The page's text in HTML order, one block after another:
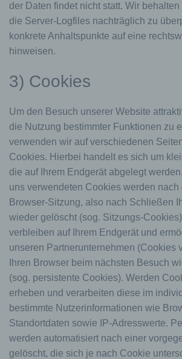
der Daten findet nicht statt. Wir
die Server-Logfiles nachträglich zu
konkrete Anhaltspunkte auf eine
hinweisen.
3) Cookies
Um den Besuch unserer Website
die Nutzung bestimmter Funktionen zu
verwenden wir auf verschiedenen
Cookies. Hierbei handelt es sich um
die auf Ihrem Endgerät abgelegt
uns verwendeten Cookies werden nach
Browser-Sitzung, also nach Schließen
wieder gelöscht (sog. Sitzungs-
verbleiben auf Ihrem Endgerät und
unseren Partnerunternehmen (Cookies
Ihren Browser beim nächsten Besuch
(sog. persistente Cookies). Werden
erheben und verarbeiten diese im
bestimmte Nutzerinformationen wie
Standortdaten sowie IP-Adresswerte.
werden automatisiert nach einer
gelöscht, die sich je nach Cookie